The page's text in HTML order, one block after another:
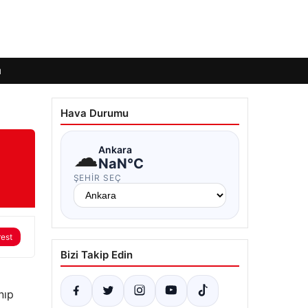
Hava Durumu
☁Ankara
NaN°C
ŞEHIR SEÇ
Bizi Takip Edin